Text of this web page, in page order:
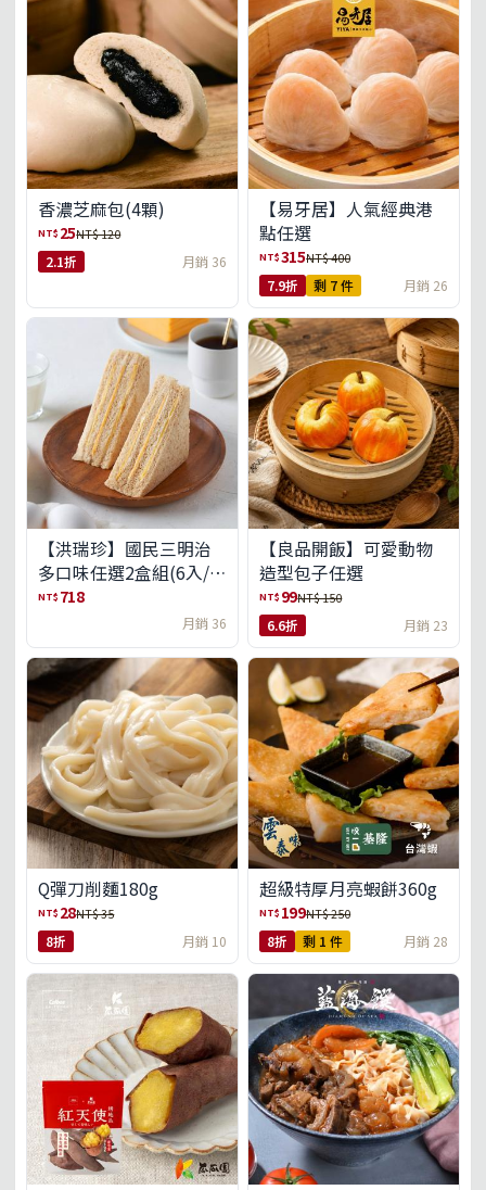
香濃芝麻包(4顆)
NT$ 25NT$ 120
2.1折 月銷 36
【易牙居】人氣經典港
點任選
NT$315NT$ 400
7.9折 剩 7 件 月銷 26
【洪瑞珍】國民三明治
多口味任選2盒組(6入/
盒)(免運)
NT$ 718
月銷 36
【良品開飯】可愛動物
造型包子任選
NT$ 99NT$ 150
6.6折 月銷 23
Q彈刀削麵180g
NT$ 28NT$ 35
8折 月銷 10
超級特厚月亮蝦餅360g
NT$ 199NT$ 250
8折 剩 1 件 月銷 28